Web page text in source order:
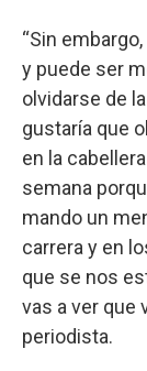
“Sin
y puede ser
olvidarse de
gustaría que
en la
semana
mando un
carrera y en
que se nos
vas a ver que
periodista.